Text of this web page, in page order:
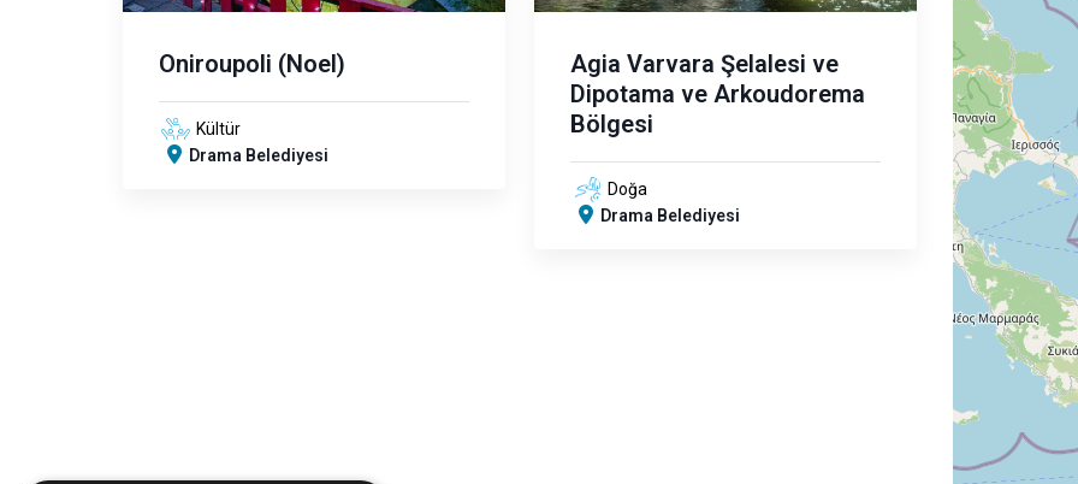
Oniroupoli (Noel)
Kültür
Drama Belediyesi
Agia Varvara Şelalesi ve
Dipotama ve Arkoudorema
Bölgesi
Doğa
Drama Belediyesi